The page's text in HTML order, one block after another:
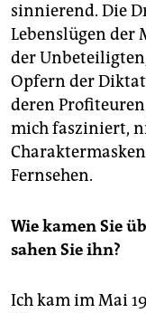
sinnierend. Die
Lebenslügen der
der
Opfern der
deren
mich fasziniert,
Fernsehen.
Wie kamen Sie
sahen Sie ihn?
Ich kam im Mai